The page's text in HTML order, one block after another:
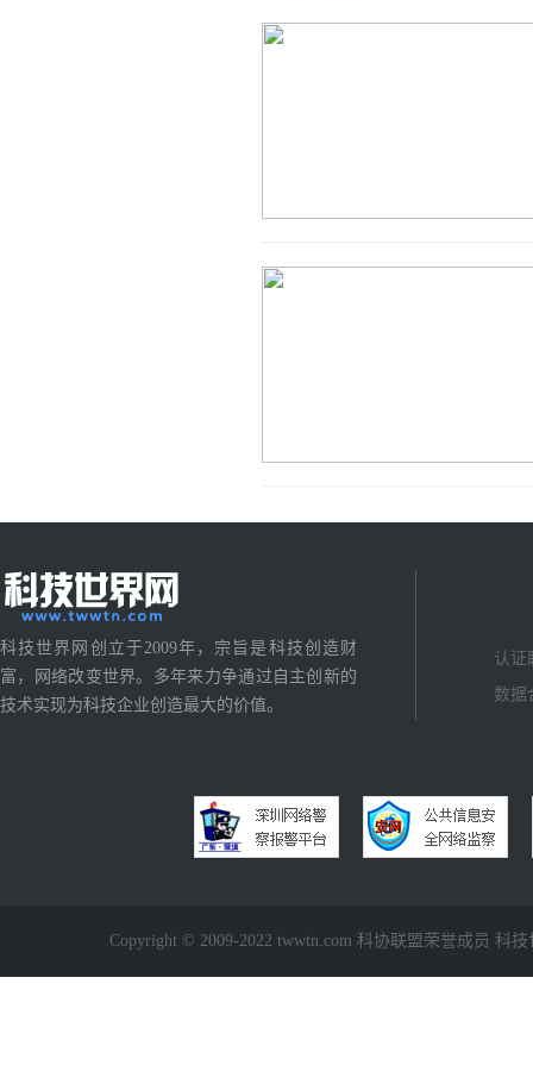
科技世界网创立于2009年，宗旨是科技创造财
富，网络改变世界。多年来力争通过自主创新的
技术实现为科技企业创造最大的价值。
认证
数据
Copyright © 2009-2022 twwtn.com 科协联盟荣誉成员 科